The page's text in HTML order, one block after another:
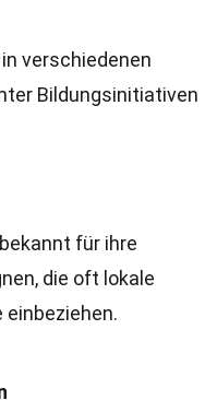
verschiedenen
Bildungsinitiativen
für ihre
die oft lokale
einbeziehen.